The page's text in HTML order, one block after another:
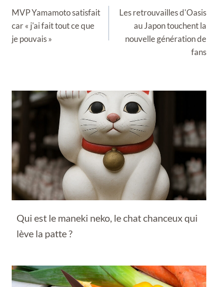
de
l’article
MVP Yamamoto satisfait
car « j'ai fait tout ce que
je pouvais »
Les retrouvailles d'Oasis
au Japon touchent la
nouvelle génération de
fans
Qui est le maneki neko, le chat chanceux qui
lève la patte ?